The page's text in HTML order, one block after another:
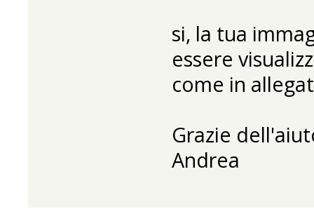
si, la tua
essere
come in
Grazie
Andrea